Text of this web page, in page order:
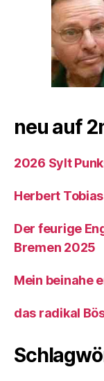
neu auf
2026 Sylt
Herbert
Der feurige
Bremen 2025
Mein beinahe
das radikal